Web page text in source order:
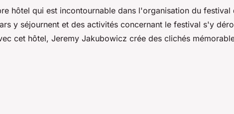
hôtel qui est incontournable dans l'organisation du festival
y séjournent et des activités concernant le festival s'y
cet hôtel, Jeremy Jakubowicz crée des clichés